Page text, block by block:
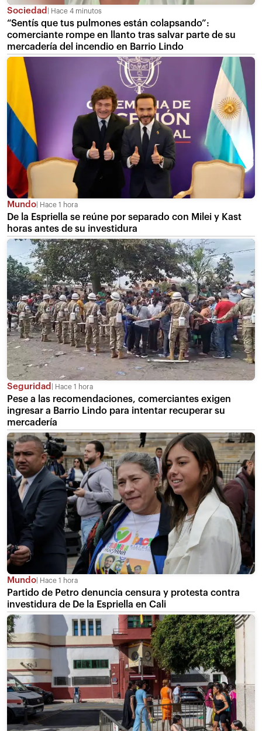
Sociedad Hace 4 minutos
“Sentís que tus pulmones están colapsando”:
comerciante rompe en llanto tras salvar parte de su
mercadería del incendio en Barrio Lindo
Mundo Hace 1 hora
De la Espriella se reúne por separado con Milei y Kast
horas antes de su investidura
Seguridad Hace 1 hora
Pese a las recomendaciones, comerciantes exigen
ingresar a Barrio Lindo para intentar recuperar su
mercadería
Mundo Hace 1 hora
Partido de Petro denuncia censura y protesta contra
investidura de De la Espriella en Cali